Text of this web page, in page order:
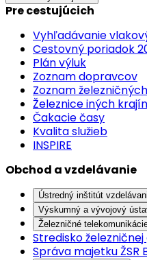
Pre cestujúcich
Vyhľadávanie
Cestovný poriadok
Plán výluk
Zoznam dopravcov
Zoznam
Železnice iných krajín
Čakacie časy
Kvalita služieb
INSPIRE
Obchod a vzdelávanie
Ústredný inštitút
Výskumný a vývojový
Železničné
Stredisko
Správa majetku ŽSR